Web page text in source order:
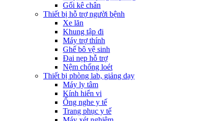
Gối kê chân
Thiết bị hỗ trợ người bệnh
Xe lăn
Khung tập đi
Máy trợ thính
Ghế bô vệ sinh
Đai nẹp hỗ trợ
Nệm chống loét
Thiết bị phòng lab, giảng dạy
Máy ly tâm
Kính hiển vi
Ống nghe y tế
Trang phục y tế